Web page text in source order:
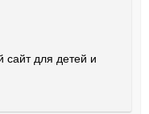
для детей и